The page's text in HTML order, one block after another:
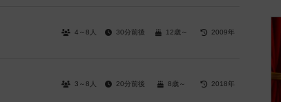
4～8人 30分前後 12歳～ 2009年
3～8人 20分前後 8歳～ 2018年